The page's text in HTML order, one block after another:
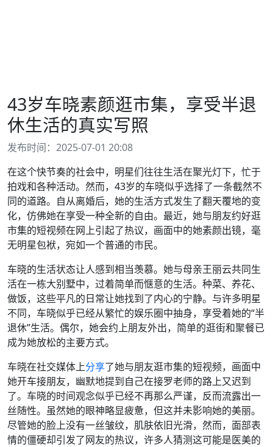
43岁车晓素颜逛市集，享受半退
休生活的真实写照
发布时间：2025-07-01 20:08
在这个快节奏的社会中，明星们往往生活在聚光灯下，忙于
拍戏和各种活动。然而，43岁的车晓似乎选择了一条截然不
同的道路。自从离婚后，她的生活方式发生了翻天覆地的变
化，仿佛她在享受一种全新的自由。最近，她与朋友约好逛
市集的短视频在网上引起了热议，画面中的她素颜出镜，毫
无明星包袱，宛如一个普通的市民。
车晓的生活状态让人感到相当羡慕。她与母亲王丽云共同生
活在一栋大别墅中，过着简单而惬意的生活。种菜、养花、
做饭，这些平凡的日常让她找到了内心的宁静。与许多明星
不同，车晓似乎已经从繁忙的娱乐圈中抽身，享受着她的“半
退休”生活。偶尔，她会约上朋友外出，简单的逛街和聚餐已
成为她放松的主要方式。
车晓在社交媒体上分享了她与朋友逛市集的短视频，画面中
她开车接朋友，幽默地提到自己在接罗老师的路上又迟到
了。车晓的时间观念似乎已经不再那么严谨，反而流露出一
丝随性。虽然她的眼神略显疲惫，但这并未影响她的美丽。
尽管她的脸上没有一丝皱纹，肌肤依旧光滑，然而，面部表
情的僵硬却引发了网友的热议，许多人猜测这可能是医美的